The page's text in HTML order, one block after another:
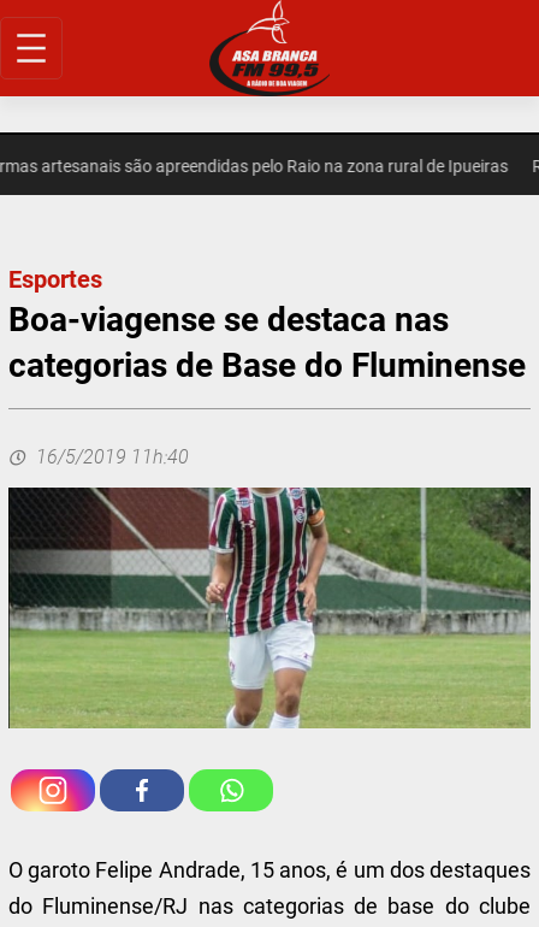
Pular
para
artesanais são apreendidas pelo Raio na zona rural de Ipueiras
Esportes
Boa-viagense se destaca nas
categorias de Base do Fluminense
16/5/2019 11h:40
O garoto Felipe Andrade, 15 anos, é um dos destaques
do Fluminense/RJ nas categorias de base do clube